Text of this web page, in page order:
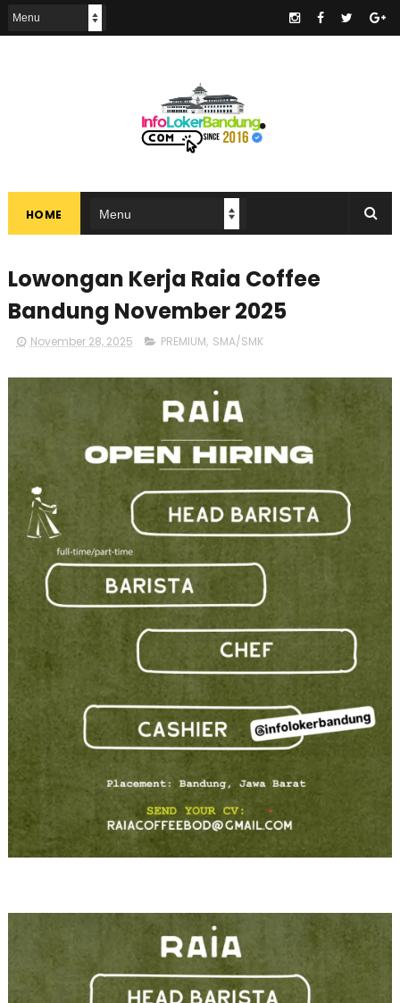
HOME
Lowongan Kerja Raia Coffee
Bandung November 2025
November 28, 2025 PREMIUM, SMA/SMK